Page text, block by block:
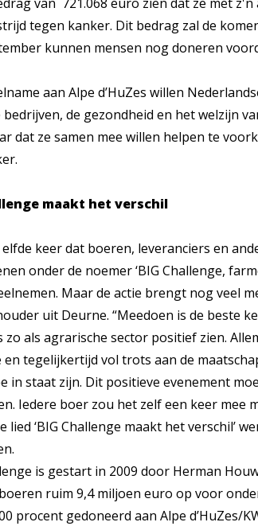
tegen kanker. Dit bedrag zal de
kunnen mensen nog doneren
aan Alpe d’HuZes willen
bedrijven, de gezondheid en het welzijn
dat ze samen mee willen helpen te
maakt het verschil
elfde keer dat boeren, leveranciers en
onder de noemer ‘BIG Challenge,
Maar de actie brengt nog veel
uit Deurne. “Meedoen is de beste
zo als agrarische sector positief zien.
tegelijkertijd vol trots aan de
in staat zijn. Dit positieve evenement
Iedere boer zou het zelf een keer mee
lied ‘BIG Challenge maakt het verschil’
is gestart in 2009 door Herman
ruim 9,4 miljoen euro op voor
procent gedoneerd aan Alpe d’HuZes/